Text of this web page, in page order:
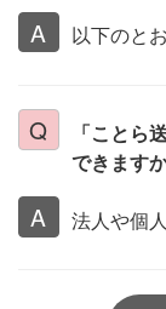
以下のと
「ことら
できます
法人や個